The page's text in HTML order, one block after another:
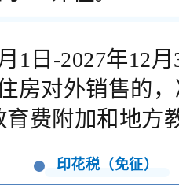
1日-2027年12
房对外销售的
费附加和地方
印花税（免征）